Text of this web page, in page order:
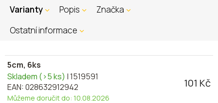
Varianty Popis
Značka
Ostatní informace
5cm, 6ks
Skladem (>5 ks) | 1519591
EAN:028632912942
Můžeme doručit do: 10.08.2026
101 Kč